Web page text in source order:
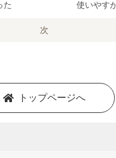
た 使いやす
次
トップページへ